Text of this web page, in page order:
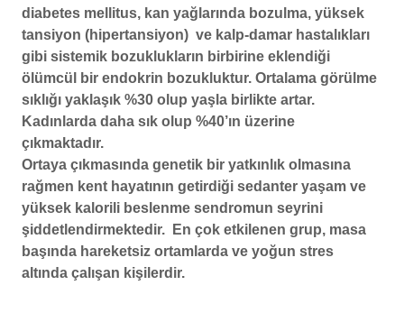
diabetes mellitus, kan yağlarında bozulma, yüksek
tansiyon (hipertansiyon) ve kalp-damar hastalıkları
gibi sistemik bozuklukların birbirine eklendiği
ölümcül bir endokrin bozukluktur. Ortalama görülme
sıklığı yaklaşık %30 olup yaşla birlikte artar.
Kadınlarda daha sık olup %40’ın üzerine
çıkmaktadır.
Ortaya çıkmasında genetik bir yatkınlık olmasına
rağmen kent hayatının getirdiği sedanter yaşam ve
yüksek kalorili beslenme sendromun seyrini
şiddetlendirmektedir. En çok etkilenen grup, masa
başında hareketsiz ortamlarda ve yoğun stres
altında çalışan kişilerdir.